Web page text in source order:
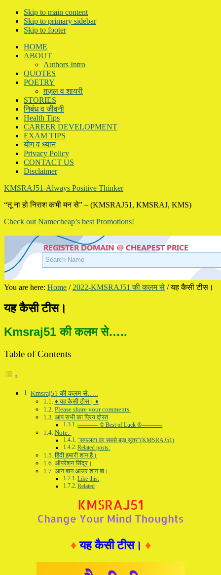
Skip to main content
Skip to primary sidebar
Skip to footer
HOME
ABOUT
Authors Intro
QUOTES
POETRY
ग़ज़ल व शायरी
STORIES
निबंध व जीवनी
Health Tips
CAREER DEVELOPMENT
EXAM TIPS
योग व ध्यान
Privacy Policy
CONTACT US
Disclaimer
KMSRAJ51-Always Positive Thinker
“तू ना हो निराश कभी मन से” – (KMSRAJ51, KMSRAJ, KMS)
Check out Namecheap’s best Promotions!
You are here: Home / 2022-KMSRAJ51 की कलम से /यह कैसी टीस।
यह कैसी टीस।
Kmsraj51 की कलम से…..
Table of Contents
Kmsraj51 की कलम से…..
♦ यह कैसी टीस। ♦
Please share your comments.
आप सभी का प्रिय दोस्त
———– © Best of Luck ®———–
Note:-
“सफलता का सबसे बड़ा सूत्र”(KMSRAJ51)
Related posts:
हिंदी हमारी शान है।
ऑपरेशन सिंदूर।
आन बान आउर शान बा।
Like this:
Related
♦यह कैसी टीस। ♦